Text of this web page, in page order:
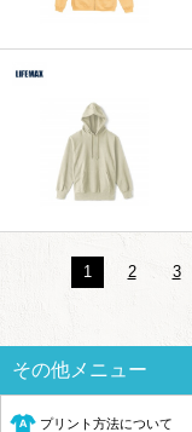
1 2 3
その他メニュー
プリント方法について